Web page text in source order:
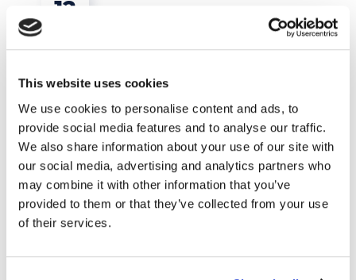
This website uses cookies
We use cookies to personalise content and ads, to
provide social media features and to analyse our traffic.
We also share information about your use of our site with
our social media, advertising and analytics partners who
may combine it with other information that you’ve
provided to them or that they’ve collected from your use
of their services.
12
Tips e Curiosità